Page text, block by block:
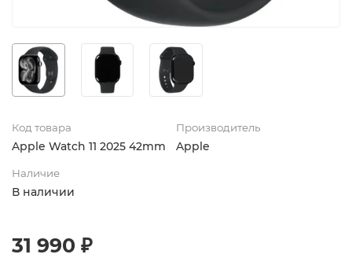
Код товара
Apple Watch 11 2025 42mm
Производитель
Apple
Наличие
В наличии
31 990 ₽